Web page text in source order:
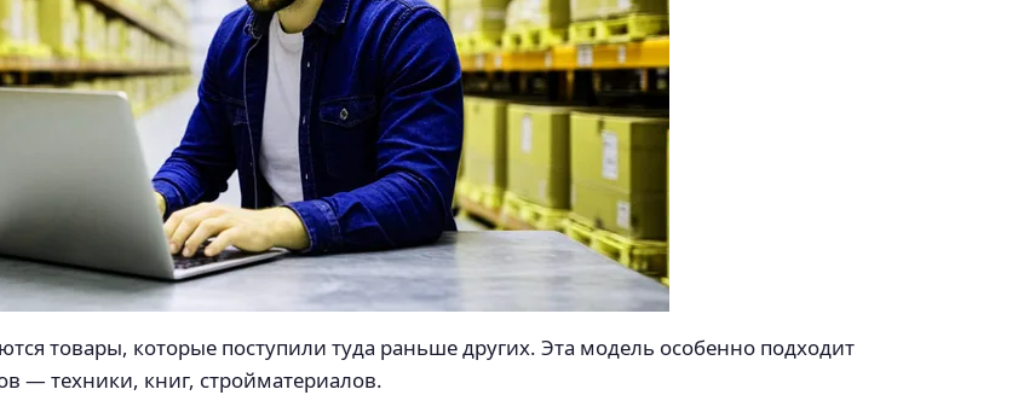
товары, которые поступили туда раньше других. Эта модель особенно подходит
— техники, книг, стройматериалов.